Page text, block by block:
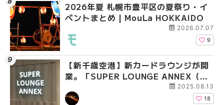
2026年夏 札幌市豊平区の夏祭り・イ
ベントまとめ | MouLa HOKKAIDO
2026.07.07
9
【新千歳空港】新カードラウンジが開
業。「SUPER LOUNGE ANNEX（ス
ーパーラウンジアネックス）」をご紹
介！！ | MouLa HOKKAIDO
2025.08.13
18
2026年夏 札幌市豊平
ベントまとめ |
2026年夏 札幌市中央
ベントまとめ |
【2026年最新】新千
えない絶対に外せない
焼き菓子18選 |
【新千歳空港】新カー
業。「SUPER
ーパーラウンジアネッ
介！！ | MouLa